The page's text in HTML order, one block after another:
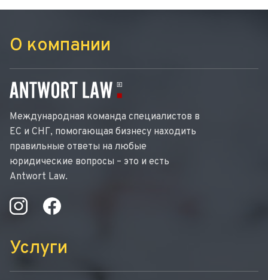
О компании
Международная команда специалистов в
ЕС и СНГ, помогающая бизнесу находить
правильные ответы на любые
юридические вопросы – это и есть
Antwort Law.
Услуги